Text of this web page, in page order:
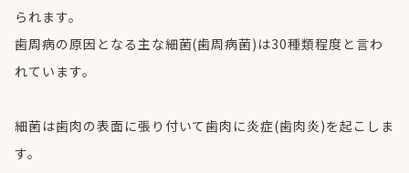
られます。
歯周病の原因となる主な細菌(歯周病菌)は30種類程度と言わ
れています。
細菌は歯肉の表面に張り付いて歯肉に炎症(歯肉炎)を起こしま
す。